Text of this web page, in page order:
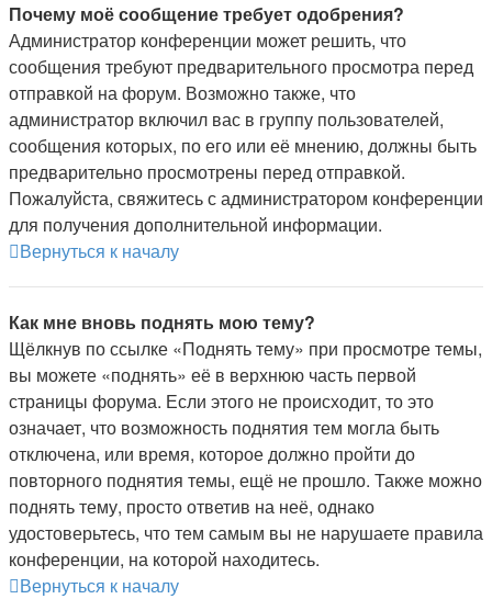
Почему моё сообщение требует одобрения?
Администратор конференции может решить, что
сообщения требуют предварительного просмотра перед
отправкой на форум. Возможно также, что
администратор включил вас в группу пользователей,
сообщения которых, по его или её мнению, должны быть
предварительно просмотрены перед отправкой.
Пожалуйста, свяжитесь с администратором конференции
для получения дополнительной информации.
Вернуться к началу
Как мне вновь поднять мою тему?
Щёлкнув по ссылке «Поднять тему» при просмотре темы,
вы можете «поднять» её в верхнюю часть первой
страницы форума. Если этого не происходит, то это
означает, что возможность поднятия тем могла быть
отключена, или время, которое должно пройти до
повторного поднятия темы, ещё не прошло. Также можно
поднять тему, просто ответив на неё, однако
удостоверьтесь, что тем самым вы не нарушаете правила
конференции, на которой находитесь.
Вернуться к началу